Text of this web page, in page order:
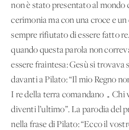
non è stato presentato al mondo
cerimonia ma con una croce e
sempre rifiutato di essere fatto
quando questa parola non
essere fraintesa: Gesù si trovava
davanti a Pilato: “Il mio Regno
I re della terra comandano … Chi
diventi l’ultimo”. La parodia del
nella frase di Pilato: “Ecco il